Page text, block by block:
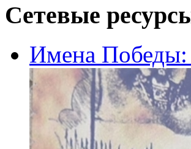
Сетевые
Имена Победы: